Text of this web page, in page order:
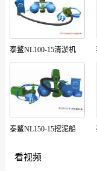
泰鳌NL100-15清淤机
泰鳌NL150-15挖泥船
看视频